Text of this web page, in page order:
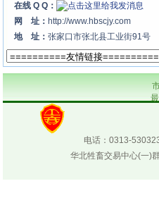
在线 Q Q：
网 址： http://www.hbscjy.com
地 址： 张家口市张北县工业街91号
电话：0313-
华北牲畜交易中心(一)